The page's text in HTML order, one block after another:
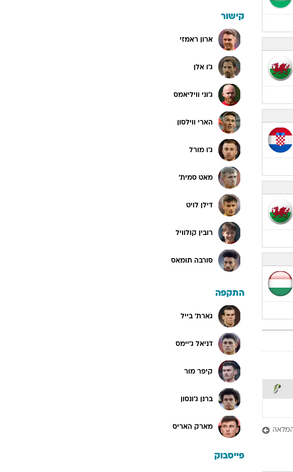
קישור
ארון ראמזי
ג'ו אלן
ג'וני וויליאמס
הארי ווילסון
ג'ו מורל
מאט סמית'
דילן לויט
רובין קולוויל
סורבה תומאס
התקפה
גארת' בייל
דניאל ג'יימס
קיפר מור
ברנן ג'ונסון
מארק האריס
פייסבוק